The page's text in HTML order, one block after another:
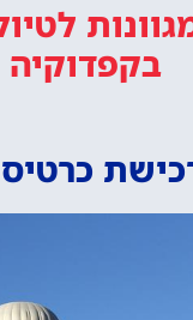
בקפדוקיה